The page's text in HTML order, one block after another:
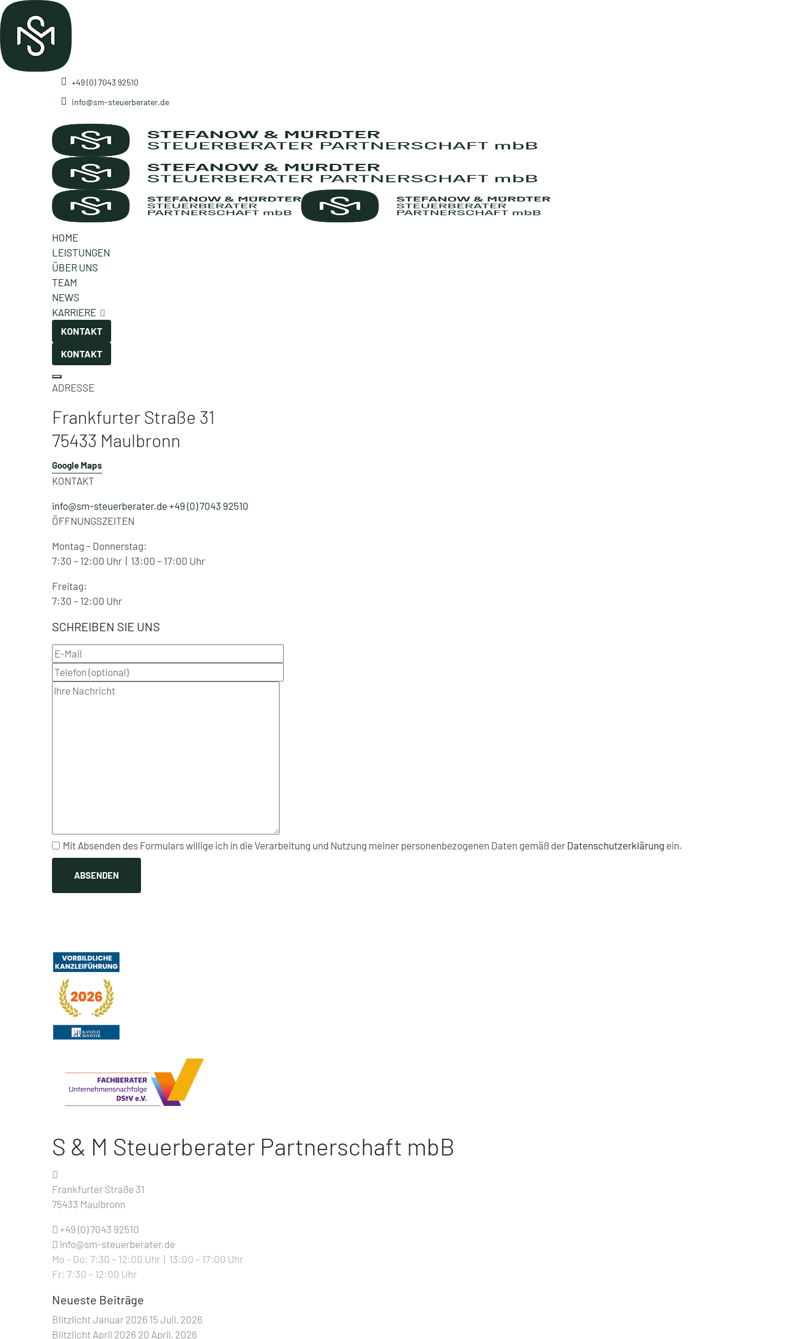
+49 (0) 7043 92510
info@sm-steuerberater.de
HOME
LEISTUNGEN
ÜBER UNS
TEAM
NEWS
KARRIERE
KONTAKT
KONTAKT
ADRESSE
Frankfurter Straße 31
75433 Maulbronn
Google Maps
KONTAKT
info@sm-steuerberater.de +49 (0) 7043 92510
ÖFFNUNGSZEITEN
Montag – Donnerstag:
7:30 – 12:00 Uhr | 13:00 – 17:00 Uhr
Freitag:
7:30 – 12:00 Uhr
SCHREIBEN SIE UNS
Mit Absenden des Formulars willige ich in die Verarbeitung und Nutzung meiner personenbezogenen Daten gemäß der Datenschutzerklärung ein.
S & M Steuerberater Partnerschaft mbB
Frankfurter Straße 31
75433 Maulbronn
+49 (0) 7043 92510
info@sm-steuerberater.de
Mo – Do: 7:30 – 12:00 Uhr | 13:00 – 17:00 Uhr
Fr: 7:30 – 12:00 Uhr
Neueste Beiträge
Blitzlicht Januar 2026 15 Juli, 2026
Blitzlicht April 2026 20 April, 2026